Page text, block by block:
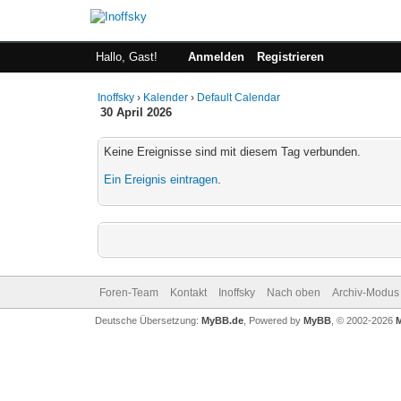
Hallo, Gast! Anmelden Registrieren
Inoffsky › Kalender › Default Calendar
30 April 2026
Keine Ereignisse sind mit diesem Tag verbunden.
Ein Ereignis eintragen.
Foren-Team Kontakt Inoffsky Nach oben Archiv-Modus
Deutsche Übersetzung: MyBB.de, Powered by MyBB, © 2002-2026